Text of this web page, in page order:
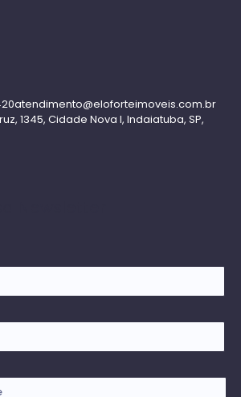
atendimento@eloforteimoveis.com.br
, 1345, Cidade Nova I, Indaiatuba, SP,